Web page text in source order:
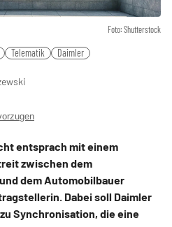
Foto: Shutterstock
Telematik Daimler
entsprach mit einem
zwischen dem
dem Automobilbauer
Dabei soll Daimler
Synchronisation, die eine